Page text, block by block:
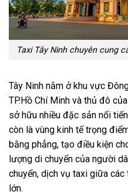
Taxi Tây Ninh chuyên cung
Tây Ninh nằm ở khu vực
TP.Hồ Chí Minh và thủ đô
sở hữu nhiều đặc sản nổi
còn là vùng kinh tế trọng
bằng phẳng, tạo điều kiện
lượng di chuyển của người
chuyển, dịch vụ taxi giữa
lớn.